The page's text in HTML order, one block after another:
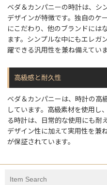
ベダ＆カンパニーの時計は、シ
デザインが特徴です。独自のケ
にこだわり、他のブランドには
ます。シンプルな中にもエレガ
躍できる汎用性を兼ね備えていま
高級感と耐久性
ベダ＆カンパニーは、時計の高
しています。高級素材を使用し
る時計は、日常的な使用にも耐
デザイン性に加えて実用性を兼
が保証されています。